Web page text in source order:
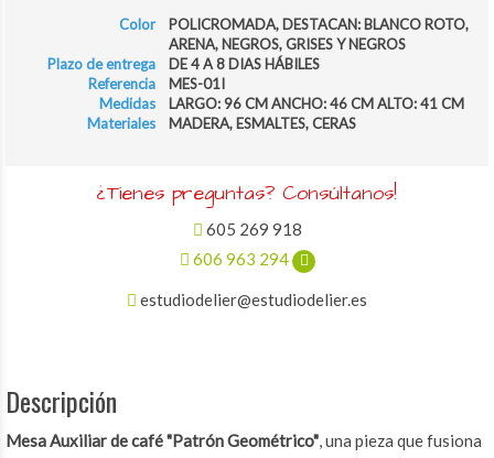
Color
POLICROMADA, DESTACAN: BLANCO ROTO,
ARENA, NEGROS, GRISES Y NEGROS
Plazo de entrega
DE 4 A 8 DIAS HÁBILES
Referencia
MES-01I
Medidas
LARGO: 96 CM ANCHO: 46 CM ALTO: 41 CM
Materiales
MADERA, ESMALTES, CERAS
¿Tienes preguntas? Consúltanos!
605 269 918
606 963 294
estudiodelier@estudiodelier.es
Descripción
Mesa Auxiliar de café "Patrón Geométrico", una pieza que fusiona